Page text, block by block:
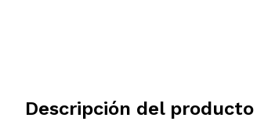
Descripción del producto